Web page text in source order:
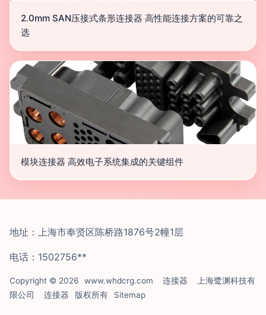
2.0mm SAN压接式条形连接器 高性能连接方案的可靠之
选
模块连接器 高效电子系统集成的关键组件
地址：上海市奉贤区陈桥路1876号2幢1层
电话：1502756**
Copyright © 2026 www.whdcrg.com 连接器
上海鹭渊科技有
限公司
连接器 版权所有 Sitemap